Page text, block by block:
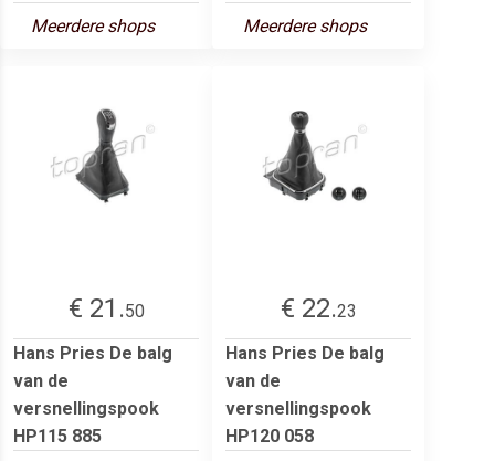
Meerdere shops
Meerdere shops
€ 21.50
Hans Pries De balg
van de
versnellingspook
HP115 885
€ 22.23
Hans Pries De balg
van de
versnellingspook
HP120 058